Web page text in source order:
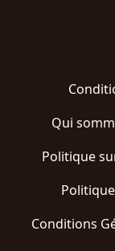
Qui
Politique
Conditions